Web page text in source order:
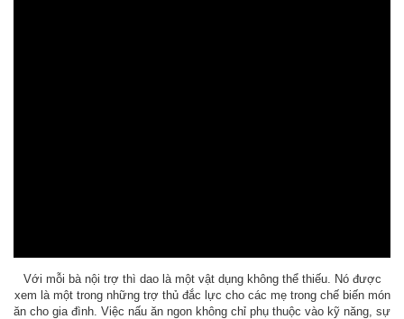
Với mỗi bà nội trợ thì dao là một vật dụng không thể thiếu. Nó được
xem là một trong những trợ thủ đắc lực cho các mẹ trong chế biến món
ăn cho gia đình. Việc nấu ăn ngon không chỉ phụ thuộc vào kỹ năng, sự